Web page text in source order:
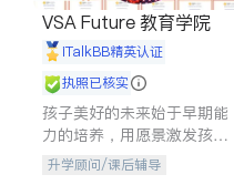
VSA Future 教育学院
iTalkBB精英认证
执照已核实
孩子美好的未来始于早期能
力的培养，用愿景激发孩子
的学习潜力和动力。理念：
升学顾问/课后辅导